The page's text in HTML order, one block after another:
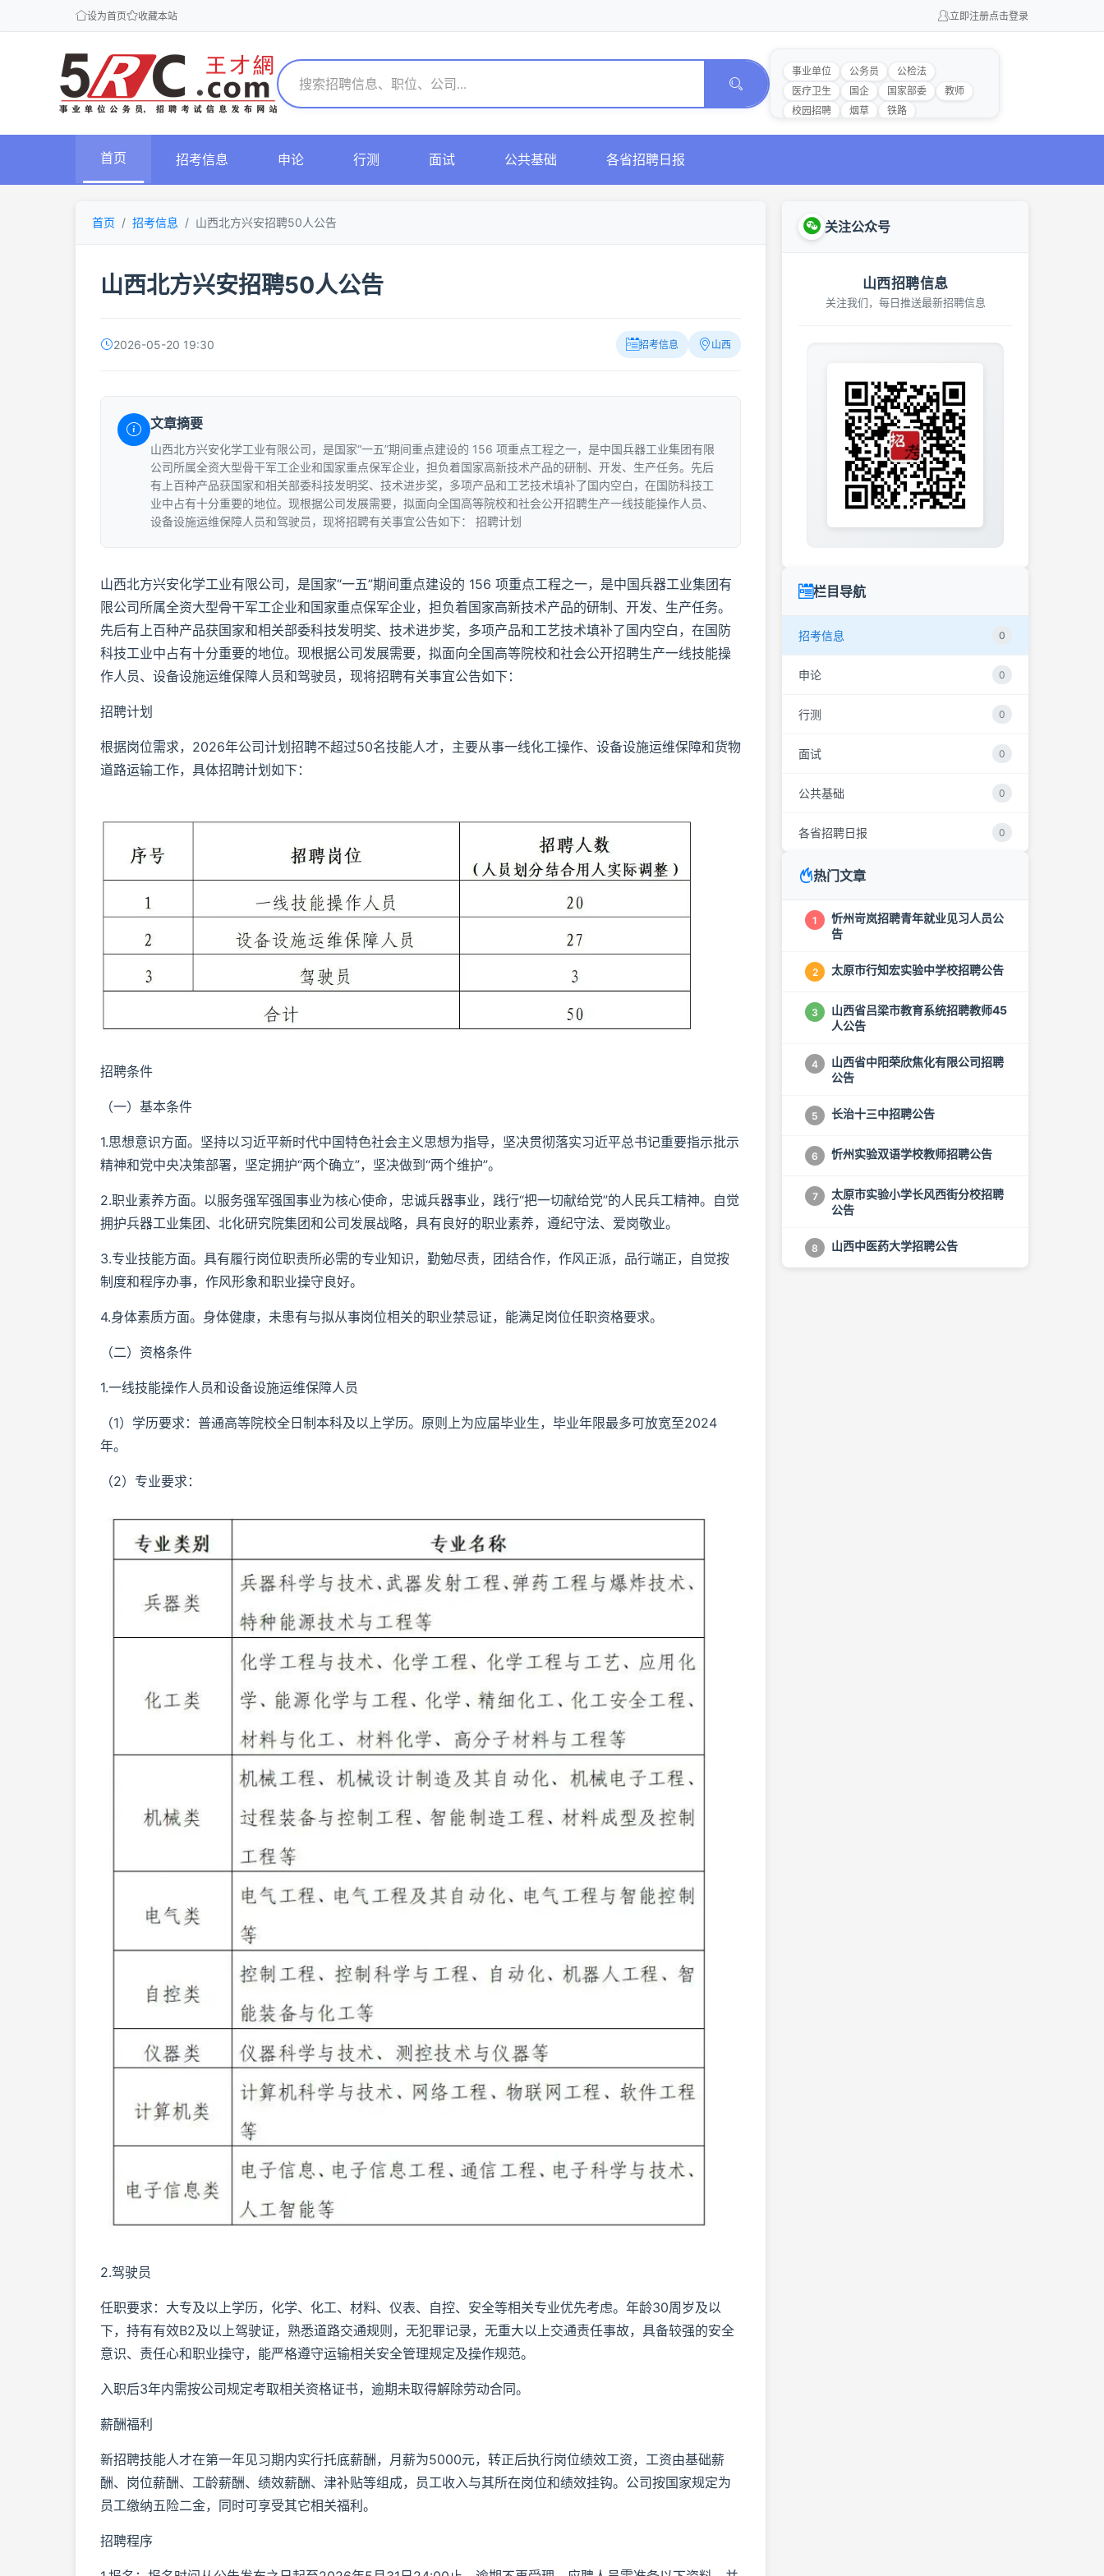
设为首页 收藏本站 立即注册点击登录
事业单位 公务员
公检法
医疗卫生
国企 国家部委
教师
校园招聘
烟草 铁路
首页 招考信息 申论 行测 面试 公共基础 各省招聘日报
首页 招考信息 山西北方兴安招聘50人公告
山西北方兴安招聘50人公告
2026-05-20 19:30 招考信息 山西
文章摘要
山西北方兴安化学工业有限公司，是国家“一五”期间重点建设的 156 项重点工程之一，是中国兵器工业集团有限
公司所属全资大型骨干军工企业和国家重点保军企业，担负着国家高新技术产品的研制、开发、生产任务。先后
有上百种产品获国家和相关部委科技发明奖、技术进步奖，多项产品和工艺技术填补了国内空白，在国防科技工
业中占有十分重要的地位。现根据公司发展需要，拟面向全国高等院校和社会公开招聘生产一线技能操作人员、
设备设施运维保障人员和驾驶员，现将招聘有关事宜公告如下： 招聘计划
山西北方兴安化学工业有限公司，是国家“一五”期间重点建设的 156 项重点工程之一，是中国兵器工业集团有
限公司所属全资大型骨干军工企业和国家重点保军企业，担负着国家高新技术产品的研制、开发、生产任务。
先后有上百种产品获国家和相关部委科技发明奖、技术进步奖，多项产品和工艺技术填补了国内空白，在国防
科技工业中占有十分重要的地位。现根据公司发展需要，拟面向全国高等院校和社会公开招聘生产一线技能操
作人员、设备设施运维保障人员和驾驶员，现将招聘有关事宜公告如下：
招聘计划
根据岗位需求，2026年公司计划招聘不超过50名技能人才，主要从事一线化工操作、设备设施运维保障和货物
道路运输工作，具体招聘计划如下：
招聘条件
（一）基本条件
1.思想意识方面。坚持以习近平新时代中国特色社会主义思想为指导，坚决贯彻落实习近平总书记重要指示批示
精神和党中央决策部署，坚定拥护“两个确立”，坚决做到“两个维护”。
2.职业素养方面。以服务强军强国事业为核心使命，忠诚兵器事业，践行“把一切献给党”的人民兵工精神。自觉
拥护兵器工业集团、北化研究院集团和公司发展战略，具有良好的职业素养，遵纪守法、爱岗敬业。
3.专业技能方面。具有履行岗位职责所必需的专业知识，勤勉尽责，团结合作，作风正派，品行端正，自觉按
制度和程序办事，作风形象和职业操守良好。
4.身体素质方面。身体健康，未患有与拟从事岗位相关的职业禁忌证，能满足岗位任职资格要求。
（二）资格条件
1.一线技能操作人员和设备设施运维保障人员
（1）学历要求：普通高等院校全日制本科及以上学历。原则上为应届毕业生，毕业年限最多可放宽至2024
年。
（2）专业要求：
2.驾驶员
任职要求：大专及以上学历，化学、化工、材料、仪表、自控、安全等相关专业优先考虑。年龄30周岁及以
下，持有有效B2及以上驾驶证，熟悉道路交通规则，无犯罪记录，无重大以上交通责任事故，具备较强的安全
意识、责任心和职业操守，能严格遵守运输相关安全管理规定及操作规范。
入职后3年内需按公司规定考取相关资格证书，逾期未取得解除劳动合同。
薪酬福利
新招聘技能人才在第一年见习期内实行托底薪酬，月薪为5000元，转正后执行岗位绩效工资，工资由基础薪
酬、岗位薪酬、工龄薪酬、绩效薪酬、津补贴等组成，员工收入与其所在岗位和绩效挂钩。公司按国家规定为
员工缴纳五险二金，同时可享受其它相关福利。
招聘程序
关注公众号
山西招聘信息
关注我们，每日推送最新招聘信息
栏目导航
招考信息 0
申论 0
行测 0
面试 0
公共基础 0
各省招聘日报 0
热门文章
1
忻州岢岚招聘青年就业见习人员公
告
2 太原市行知宏实验中学校招聘公告
3
山西省吕梁市教育系统招聘教师45
人公告
4
山西省中阳荣欣焦化有限公司招聘
公告
5 长治十三中招聘公告
6 忻州实验双语学校教师招聘公告
7
太原市实验小学长风西街分校招聘
公告
8 山西中医药大学招聘公告